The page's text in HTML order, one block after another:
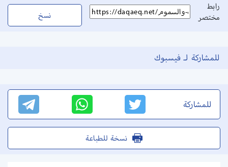
رابط
مختصر
نسخ
للمشاركة لـ فيسبوك
للمشاركة
نسخة للطباعة